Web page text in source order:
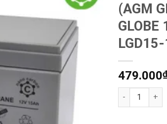
(AGM
479.000₫
ẮC QUY KÍN